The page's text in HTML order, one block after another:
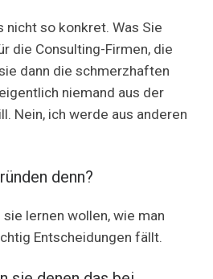
nicht so konkret. Was Sie
die Consulting-Firmen, die
dann die schmerzhaften
niemand aus der
Nein, ich werde aus anderen
denn?
sie lernen wollen, wie man
Entscheidungen fällt.